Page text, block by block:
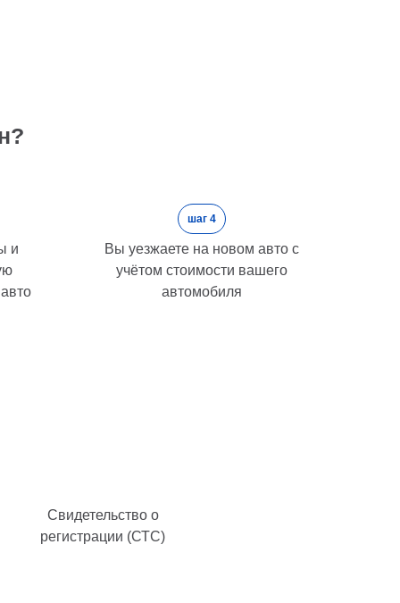
и
шаг 4
Вы уезжаете на новом авто с
учётом стоимости вашего
автомобиля
Свидетельство о
регистрации (СТС)